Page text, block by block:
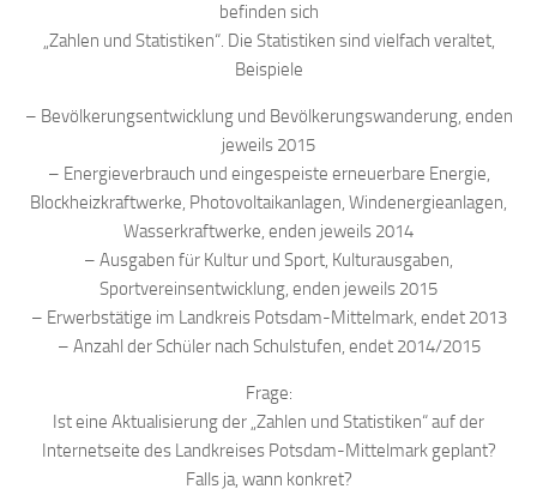
befinden sich
„Zahlen und Statistiken“. Die Statistiken sind vielfach veraltet,
Beispiele
– Bevölkerungsentwicklung und Bevölkerungswanderung, enden
jeweils 2015
– Energieverbrauch und eingespeiste erneuerbare Energie,
Blockheizkraftwerke, Photovoltaikanlagen, Windenergieanlagen,
Wasserkraftwerke, enden jeweils 2014
– Ausgaben für Kultur und Sport, Kulturausgaben,
Sportvereinsentwicklung, enden jeweils 2015
– Erwerbstätige im Landkreis Potsdam-Mittelmark, endet 2013
– Anzahl der Schüler nach Schulstufen, endet 2014/2015
Frage:
Ist eine Aktualisierung der „Zahlen und Statistiken“ auf der
Internetseite des Landkreises Potsdam-Mittelmark geplant?
Falls ja, wann konkret?